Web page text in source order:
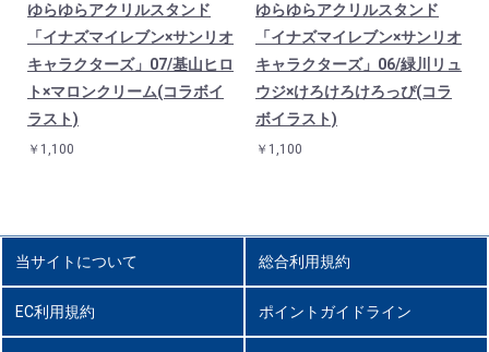
ゆらゆらアクリルスタンド
「イナズマイレブン×サンリオ
キャラクターズ」07/基山ヒロ
ト×マロンクリーム(コラボイ
ラスト)
￥1,100
ゆらゆらアクリルスタンド
「イナズマイレブン×サンリオ
キャラクターズ」06/緑川リュ
ウジ×けろけろけろっぴ(コラ
ボイラスト)
￥1,100
当サイトについて 総合利用規約
EC利用規約 ポイントガイドライン